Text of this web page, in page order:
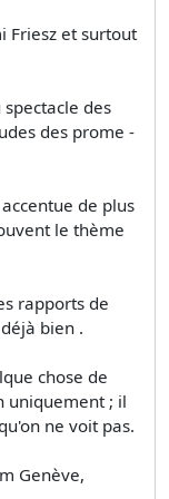
Friesz et surtout
des
des prome
de plus
le thème
rapports de
bien .
chose de
uniquement ; il
ne voit pas.
Genève,